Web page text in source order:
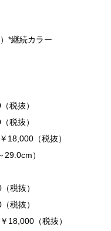
*継続カラー
税抜）
税抜）
18,000（税抜）
）
税抜）
税抜）
18,000（税抜）